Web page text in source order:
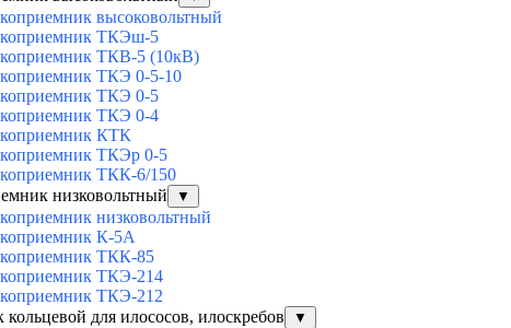
высоковольтный
ТКЭш-5
ТКВ-5 (10кВ)
ТКЭ 0-5-10
ТКЭ 0-5
ТКЭ 0-4
КТК
ТКЭр 0-5
ТКК-6/150
низковольтный
▼
низковольтный
К-5А
ТКК-85
ТКЭ-214
ТКЭ-212
для илососов, илоскребов
▼